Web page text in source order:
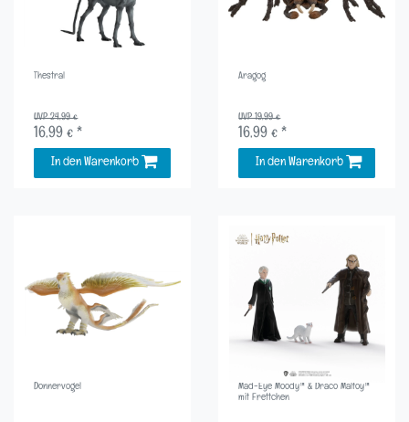
Thestral
UVP 24,99 €
16,99 € *
In den Warenkorb
Aragog
UVP 19,99 €
16,99 € *
In den Warenkorb
Donnervogel
Mad-Eye Moody™ & Draco Malfoy™
mit Frettchen